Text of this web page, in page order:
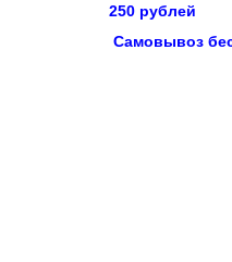
250 рублей
Самовывоз